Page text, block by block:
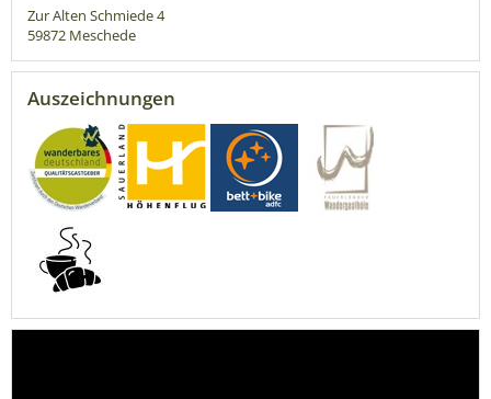
Zur Alten Schmiede 4
59872 Meschede
Auszeichnungen